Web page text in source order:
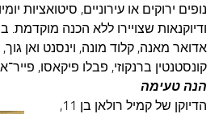
נופים ירוקים או עירוניים, סיטואציות
ודיוקנאות שצויירו ללא הכנה מוקדמת.
אדואר מאנה, קלוד מונה, וינסנט ואן
קונסטנטין ברנקוזי, פבלו פיקאסו,
הנה טעימה
הדיוקן של קמיל רולאן בן 11,